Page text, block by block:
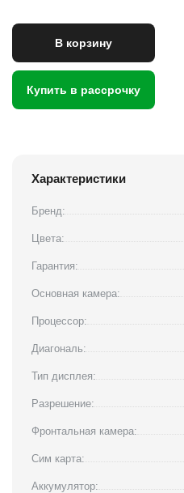
В корзину
Купить в рассрочку
Характеристики
Бренд:
Цвета:
Гарантия:
Основная камера:
Процессор:
Диагональ:
Тип дисплея:
Разрешение:
Фронтальная камера:
Сим карта:
Аккумулятор: